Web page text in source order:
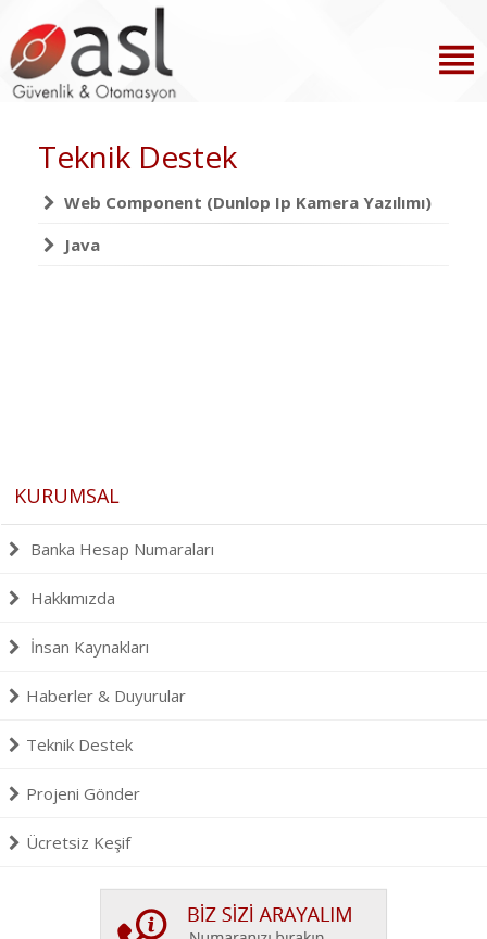
Teknik Destek
Web Component (Dunlop Ip Kamera Yazılımı)
Java
KURUMSAL
Banka Hesap Numaraları
Hakkımızda
İnsan Kaynakları
Haberler & Duyurular
Teknik Destek
Projeni Gönder
Ücretsiz Keşif